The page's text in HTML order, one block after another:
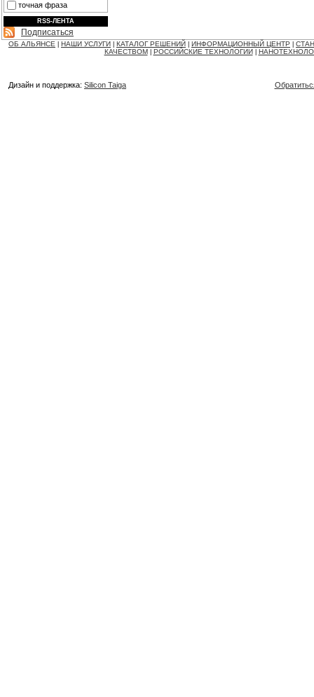
точная фраза
RSS-ЛЕНТА
Подписаться
ОБ АЛЬЯНСЕ НАШИ УСЛУГИ КАТАЛОГ РЕШЕНИЙ ИНФОРМАЦИОННЫЙ ЦЕНТР
КАЧЕСТВОМ
РОССИЙСКИЕ ТЕХНОЛОГИИ
Дизайн и поддержка: Silicon Taiga